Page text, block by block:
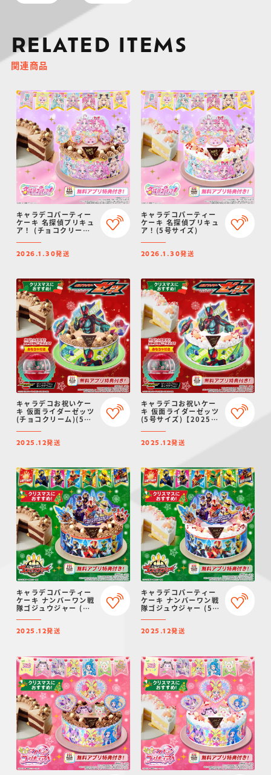
RELATED ITEMS
関連商品
キャラデコパーティー
ケーキ 名探偵プリキュ
ア！ (チョコクリーム)
2026.1.30発送
キャラデコパーティー
ケーキ 名探偵プリキュ
ア！(5号サイズ)
2026.1.30発送
キャラデコお祝いケー
キ 仮面ライダーゼッツ
(チョコクリーム)(5号
発送・クリスマス予
約】
2025.12発送
キャラデコお祝いケー
キ 仮面ライダーゼッツ
(5号サイズ)【2025年
予約】
2025.12発送
キャラデコパーティー
ケーキ ナンバーワン戦
隊ゴジュウジャー (チ
ョコクリーム)(5号サ
イズ)【2025年12月発
送・クリスマス予約】
2025.12発送
キャラデコパーティー
ケーキ ナンバーワン戦
隊ゴジュウジャー (5号
サイズ)【2025年12月
発送・クリスマス予
約】
2025.12発送